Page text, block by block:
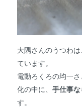
大隅さんのうつわは、
ています。
電動ろくろの均一
化の中に、 手仕事
す。